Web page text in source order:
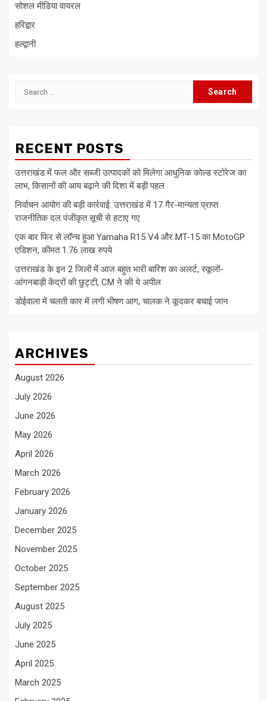
सोशल मीडिया वायरल
हरिद्वार
हल्द्वानी
Search
RECENT POSTS
उत्तराखंड में फल और सब्जी उत्पादकों को मिलेगा आधुनिक कोल्ड स्टोरेज का
लाभ, किसानों की आय बढ़ाने की दिशा में बड़ी पहल
निर्वाचन आयोग की बड़ी कार्रवाई: उत्तराखंड में 17 गैर-मान्यता प्राप्त
राजनीतिक दल पंजीकृत सूची से हटाए गए
एक बार फिर से लॉन्च हुआ Yamaha R15 V4 और MT-15 का MotoGP
एडिशन, कीमत 1.76 लाख रुपये
उत्तराखंड के इन 2 जिलों में आज बहुत भारी बारिश का अलर्ट, स्कूलों-
आंगनबाड़ी केंद्रों की छुट्टी, CM ने की ये अपील
डोईवाला में चलती कार में लगी भीषण आग, चालक ने कूदकर बचाई जान
ARCHIVES
August 2026
July 2026
June 2026
May 2026
April 2026
March 2026
February 2026
January 2026
December 2025
November 2025
October 2025
September 2025
August 2025
July 2025
June 2025
April 2025
March 2025